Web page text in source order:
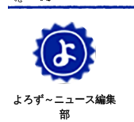
よろず～ニュース編集
部